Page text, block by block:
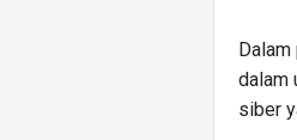
dalam
siber